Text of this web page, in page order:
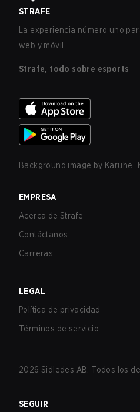
STRAFE
La experiencia número uno
web y móvil.
Strafe, todo sobre esports
Background image by
EMPRESA
Acerca de Strafe
Contáctanos
Carreras
LEGAL
Política de privacidad
Términos de servicio
2026 Sidledes AB. Todos los
SEGUIR